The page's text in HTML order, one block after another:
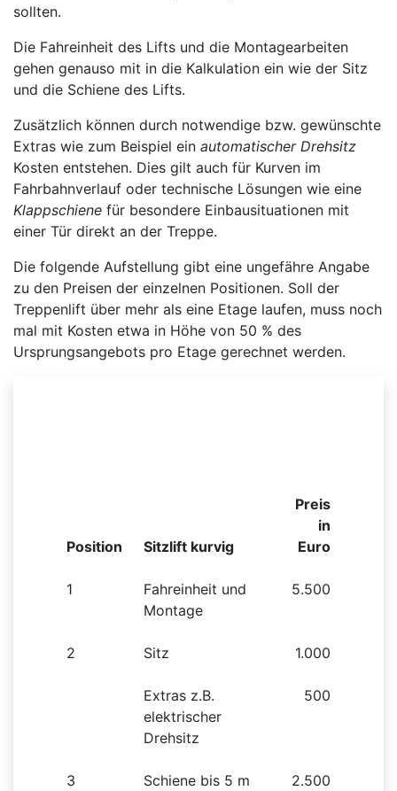
sollten.
Die Fahreinheit des Lifts und die Montagearbeiten
gehen genauso mit in die Kalkulation ein wie der Sitz
und die Schiene des Lifts.
Zusätzlich können durch notwendige bzw. gewünschte
Extras wie zum Beispiel ein automatischer Drehsitz
Kosten entstehen. Dies gilt auch für Kurven im
Fahrbahnverlauf oder technische Lösungen wie eine
Klappschiene für besondere Einbausituationen mit
einer Tür direkt an der Treppe.
Die folgende Aufstellung gibt eine ungefähre Angabe
zu den Preisen der einzelnen Positionen. Soll der
Treppenlift über mehr als eine Etage laufen, muss noch
mal mit Kosten etwa in Höhe von 50 % des
Ursprungsangebots pro Etage gerechnet werden.
Position Sitzlift kurvig
Preis
in
Euro
1
Fahreinheit und
Montage
5.500
2 Sitz 1.000
Extras z.B.
elektrischer
Drehsitz
500
3
Schiene bis 5 m
2.500